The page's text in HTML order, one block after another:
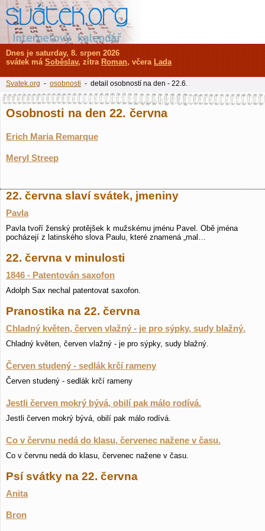
Osobnosti na den 22. června
Erich Maria Remarque
Meryl Streep
22. června slaví svátek, jmeniny
Pavla
Pavla tvoří ženský protějšek k mužskému jménu Pavel. Obě jména
pocházejí z latinského slova Paulu, které znamená „mal…
22. června v minulosti
1846 - Patentován saxofon
Adolph Sax nechal patentovat saxofon.
Pranostika na 22. června
Chladný květen, červen vlažný - je pro sýpky, sudy blažný.
Chladný květen, červen vlažný - je pro sýpky, sudy blažný.
Červen studený - sedlák krčí rameny
Červen studený - sedlák krčí rameny
Jestli červen mokrý bývá, obilí pak málo rodívá.
Jestli červen mokrý bývá, obilí pak málo rodívá.
Co v červnu nedá do klasu, červenec nažene v času.
Co v červnu nedá do klasu, červenec nažene v času.
Psí svátky na 22. června
Anita
Bron
Dnes je saturday, 8. srpen 2026
svátek má Soběslav, zítra Roman, včera Lada
Svatek.org - osobnosti - detail osobností na den - 22.6.